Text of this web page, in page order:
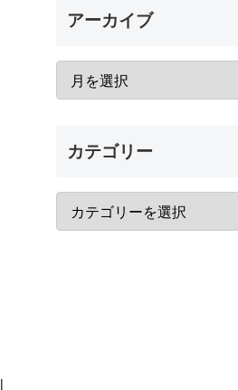
アーカイブ
カテゴリー